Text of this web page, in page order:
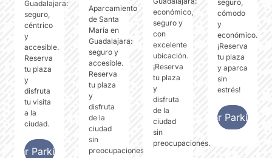
Guadalajara:
seguro,
céntrico
y
accesible.
Reserva
tu plaza
y
disfruta
tu visita
a la
ciudad.
Ver Parking
Aparcamiento
de Santa
María en
Guadalajara:
seguro y
accesible.
Reserva
tu plaza
y
disfruta
de la
ciudad
sin
preocupaciones.
económico,
seguro y
con
excelente
ubicación.
¡Reserva
tu plaza
y
disfruta
de la
ciudad
sin
preocupaciones!
seguro,
cómodo
y
económico.
¡Reserva
tu plaza
y aparca
sin
estrés!
Ver Parking